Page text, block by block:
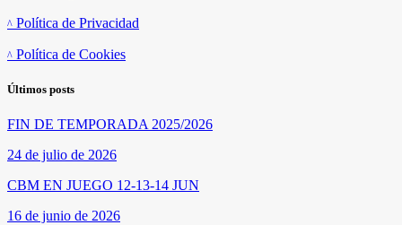
Política de Privacidad
Política de Cookies
Últimos posts
FIN DE TEMPORADA 2025/2026
24 de julio de 2026
CBM EN JUEGO 12-13-14 JUN
16 de junio de 2026